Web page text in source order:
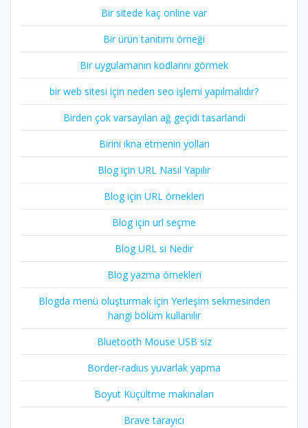
Bir sitede kaç online var
Bir ürün tanıtımı örneği
Bir uygulamanın kodlarını görmek
bir web sitesi için neden seo işlemi yapılmalıdır?
Birden çok varsayılan ağ geçidi tasarlandı
Birini ikna etmenin yolları
Blog için URL Nasıl Yapılır
Blog için URL örnekleri
Blog için url seçme
Blog URL si Nedir
Blog yazma örnekleri
Blogda menü oluşturmak için Yerleşim sekmesinden
hangi bölüm kullanılır
Bluetooth Mouse USB siz
Border-radius yuvarlak yapma
Boyut Küçültme makinaları
Brave tarayıcı